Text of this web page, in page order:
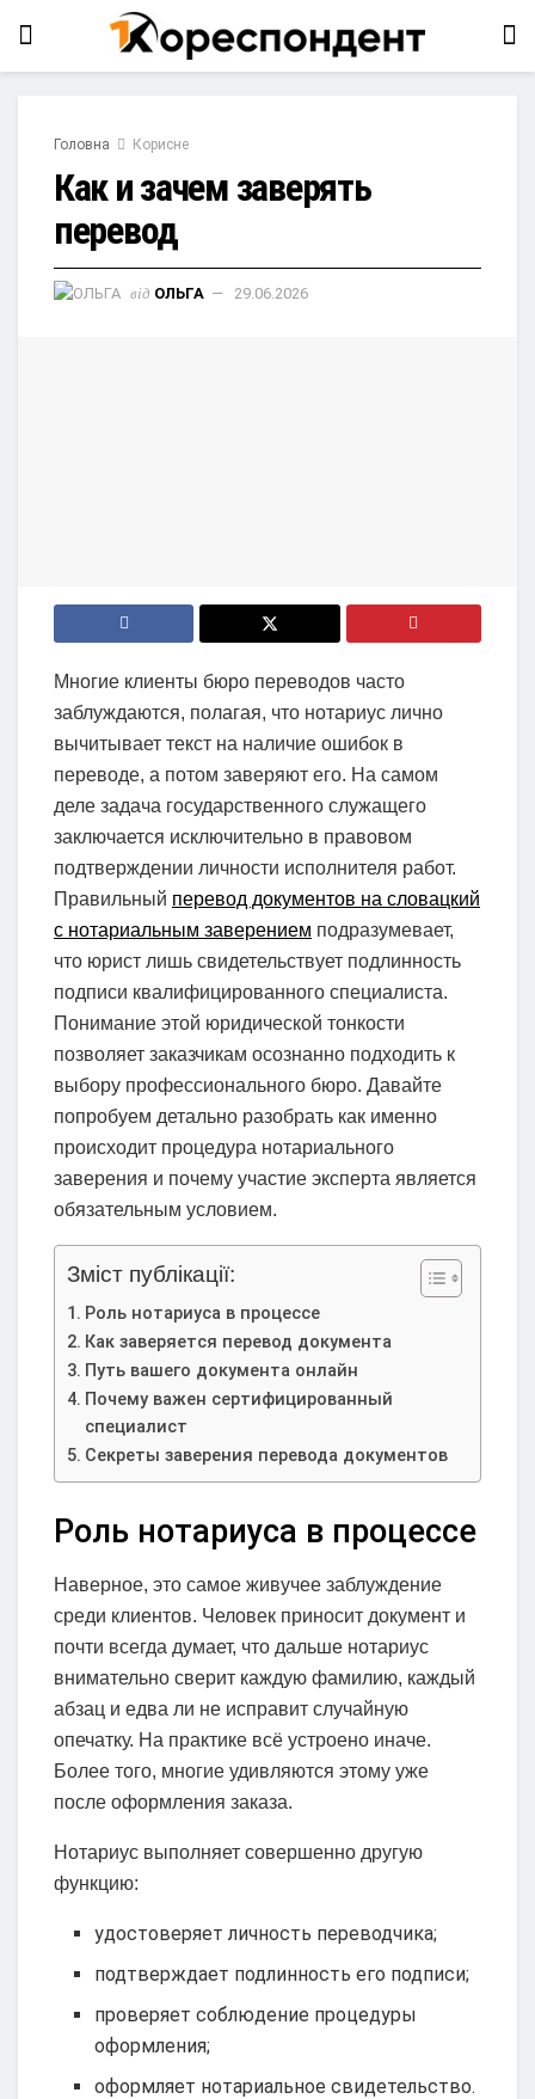
Головна Корисне
Как и зачем заверять
перевод
від ОЛЬГА 29.06.2026
Многие клиенты бюро переводов часто
заблуждаются, полагая, что нотариус лично
вычитывает текст на наличие ошибок в
переводе, а потом заверяют его. На самом
деле задача государственного служащего
заключается исключительно в правовом
подтверждении личности исполнителя работ.
Правильный перевод документов на словацкий
с нотариальным заверением подразумевает,
что юрист лишь свидетельствует подлинность
подписи квалифицированного специалиста.
Понимание этой юридической тонкости
позволяет заказчикам осознанно подходить к
выбору профессионального бюро. Давайте
попробуем детально разобрать как именно
происходит процедура нотариального
заверения и почему участие эксперта является
обязательным условием.
Зміст публікації:
Роль нотариуса в процессе
Как заверяется перевод документа
Путь вашего документа онлайн
Почему важен сертифицированный
специалист
Секреты заверения перевода документов
Роль нотариуса в процессе
Наверное, это самое живучее заблуждение
среди клиентов. Человек приносит документ и
почти всегда думает, что дальше нотариус
внимательно сверит каждую фамилию, каждый
абзац и едва ли не исправит случайную
опечатку. На практике всё устроено иначе.
Более того, многие удивляются этому уже
после оформления заказа.
Нотариус выполняет совершенно другую
функцию:
удостоверяет личность переводчика;
подтверждает подлинность его подписи;
проверяет соблюдение процедуры
оформления;
оформляет нотариальное свидетельство.